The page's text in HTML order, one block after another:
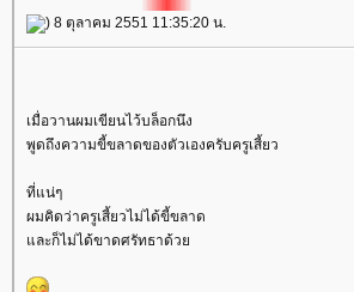
) 8 ตุลาคม 2551 11:35:20 น.
เมื่อวานผมเขียนไว้บล็อกนึง
พูดถึงความขี้ขลาดของตัวเองครับครูเสี้ยว
ที่แน่ๆ
ผมคิดว่าครูเสี้ยวไม่ได้ขี้ขลาด
ละก็ไม่ได้ขาดศรัทธาด้ว